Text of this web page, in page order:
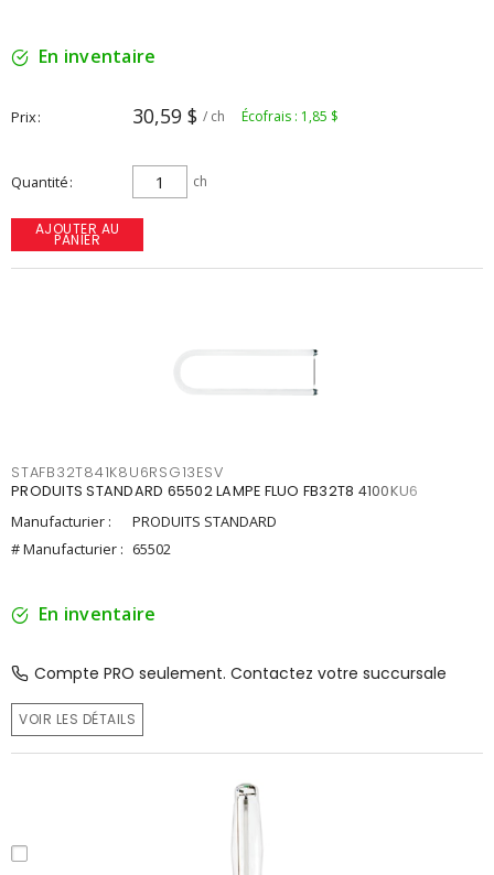
En inventaire
Prix 30,59 $ / ch Écofrais : 1,85 $
Quantité ch
AJOUTER AU
PANIER
STAFB32T841K8U6RSG13ESV
PRODUITS STANDARD 65502 LAMPE FLUO FB32T8 4100KU6
Manufacturier :
PRODUITS STANDARD
# Manufacturier : 65502
En inventaire
Compte PRO seulement. Contactez votre succursale
VOIR LES DÉTAILS